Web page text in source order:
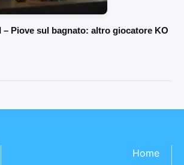
– Piove sul bagnato: altro giocatore KO
Home